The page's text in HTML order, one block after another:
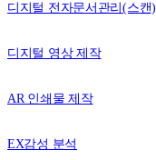
디지털 전자문서관리(스캔)
디지털 영상 제작
AR 인쇄물 제작
EX감성 분석